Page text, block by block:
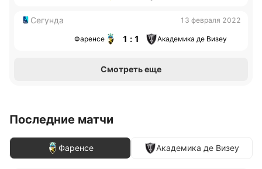
Сегунда 13 февраля 2022
Фаренсе 1 : 1 Академика де Визеу
Смотреть еще
Последние матчи
Фаренсе Академика де Визеу